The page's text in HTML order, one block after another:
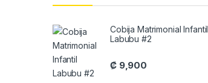
Cobija Matrimonial Infantil
Labubu #2
₡9,900